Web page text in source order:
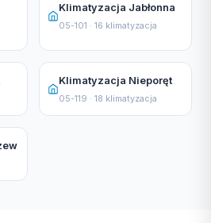
Klimatyzacja Jabłonna
05-101 · 16 klimatyzacja
Klimatyzacja Nieporęt
05-119 · 18 klimatyzacja